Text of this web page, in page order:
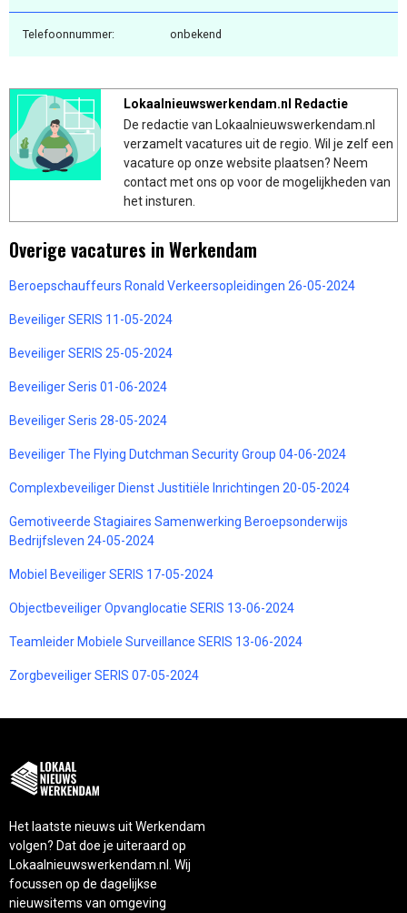
Telefoonnummer: onbekend
Lokaalnieuwswerkendam.nl Redactie
De redactie van Lokaalnieuwswerkendam.nl
verzamelt vacatures uit de regio. Wil je zelf een
vacature op onze website plaatsen? Neem
contact met ons op voor de mogelijkheden van
het insturen.
Overige vacatures in Werkendam
Beroepschauffeurs Ronald Verkeersopleidingen 26-05-2024
Beveiliger SERIS 11-05-2024
Beveiliger SERIS 25-05-2024
Beveiliger Seris 01-06-2024
Beveiliger Seris 28-05-2024
Beveiliger The Flying Dutchman Security Group 04-06-2024
Complexbeveiliger Dienst Justitiële Inrichtingen 20-05-2024
Gemotiveerde Stagiaires Samenwerking Beroepsonderwijs
Bedrijfsleven 24-05-2024
Mobiel Beveiliger SERIS 17-05-2024
Objectbeveiliger Opvanglocatie SERIS 13-06-2024
Teamleider Mobiele Surveillance SERIS 13-06-2024
Zorgbeveiliger SERIS 07-05-2024
Het laatste nieuws uit Werkendam
volgen? Dat doe je uiteraard op
Lokaalnieuwswerkendam.nl. Wij
focussen op de dagelijkse
nieuwsitems van omgeving